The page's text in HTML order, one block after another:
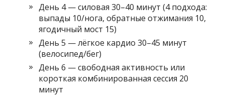
День 4 — силовая 30–40 минут (4 подхода:
выпады 10/нога, обратные отжимания 10,
ягодичный мост 15)
День 5 — лёгкое кардио 30–45 минут
(велосипед/бег)
День 6 — свободная активность или
короткая комбинированная сессия 20
минут